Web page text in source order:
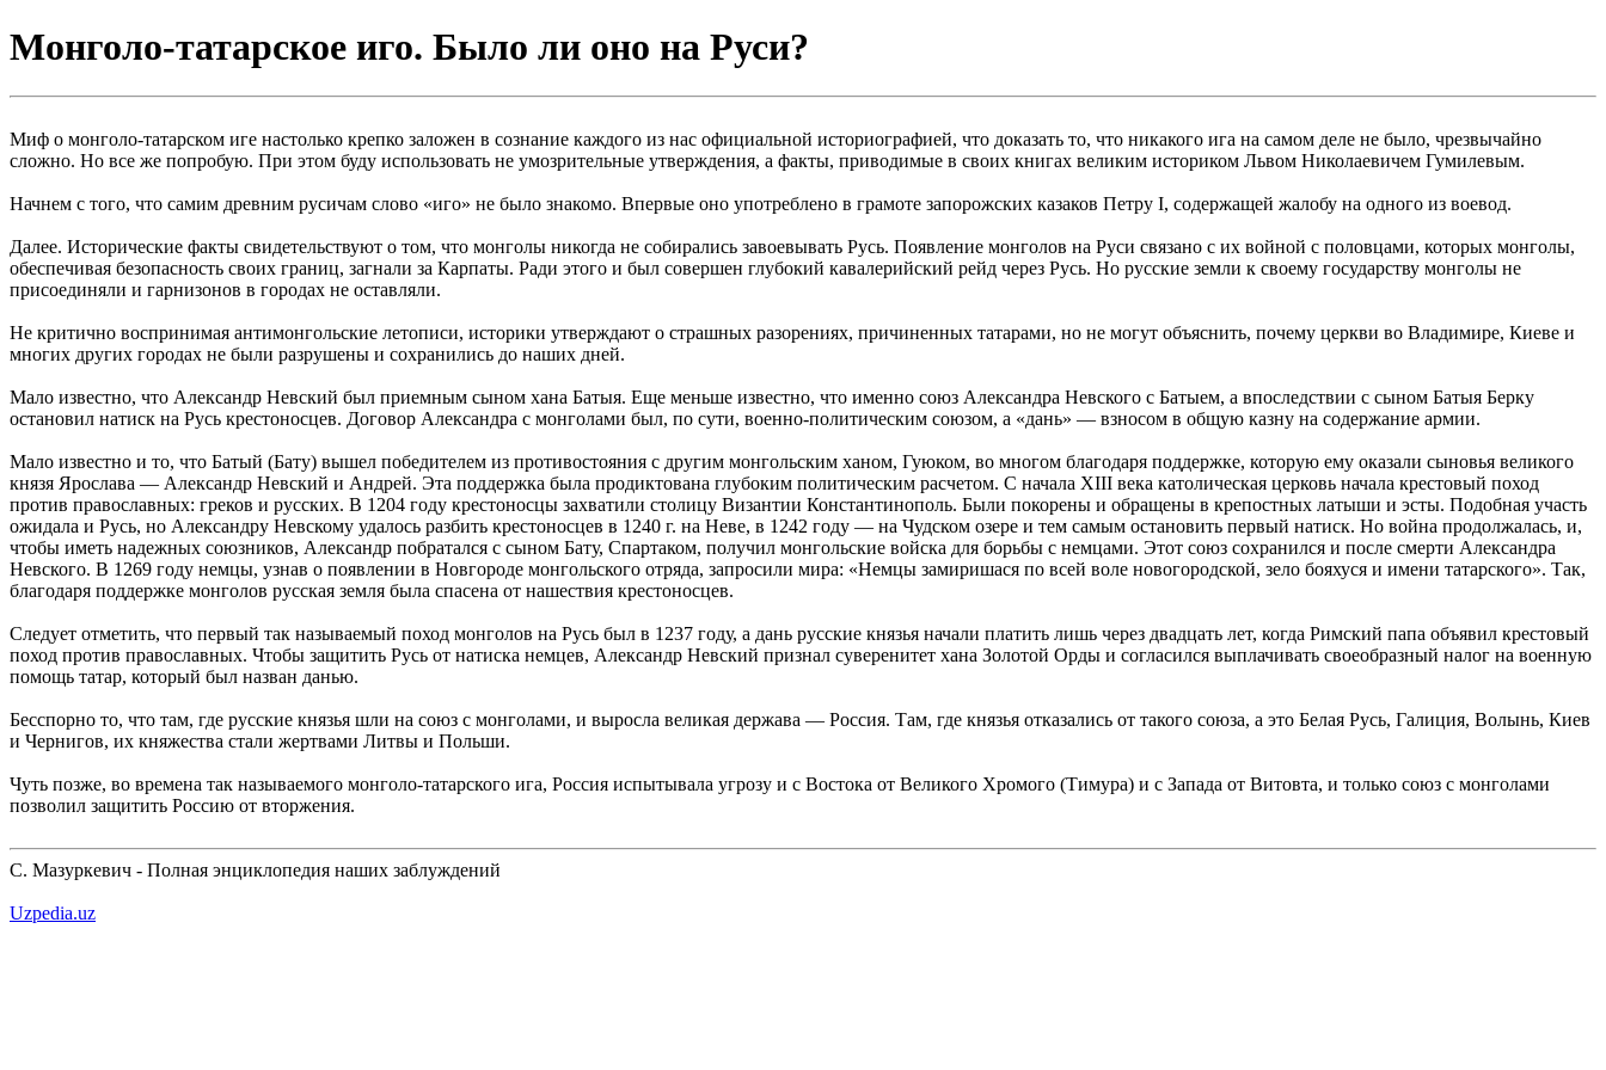
Монголо-татарское иго. Было ли оно на Руси?
Миф о монголо-татарском иге настолько крепко заложен в сознание каждого из нас официальной историографией, что доказать то, что никакого ига на самом деле не было, чрезвычайно
сложно. Но все же попробую. При этом буду использовать не умозрительные утверждения, а факты, приводимые в своих книгах великим историком Львом Николаевичем Гумилевым.
Начнем с того, что самим древним русичам слово «иго» не было знакомо. Впервые оно употреблено в грамоте запорожских казаков Петру I, содержащей жалобу на одного из воевод.
Далее. Исторические факты свидетельствуют о том, что монголы никогда не собирались завоевывать Русь. Появление монголов на Руси связано с их войной с половцами, которых монголы,
обеспечивая безопасность своих границ, загнали за Карпаты. Ради этого и был совершен глубокий кавалерийский рейд через Русь. Но русские земли к своему государству монголы не
присоединяли и гарнизонов в городах не оставляли.
Не критично воспринимая антимонгольские летописи, историки утверждают о страшных разорениях, причиненных татарами, но не могут объяснить, почему церкви во Владимире, Киеве и
многих других городах не были разрушены и сохранились до наших дней.
Мало известно, что Александр Невский был приемным сыном хана Батыя. Еще меньше известно, что именно союз Александра Невского с Батыем, а впоследствии с сыном Батыя Берку
остановил натиск на Русь крестоносцев. Договор Александра с монголами был, по сути, военно-политическим союзом, а «дань» — взносом в общую казну на содержание армии.
Мало известно и то, что Батый (Бату) вышел победителем из противостояния с другим монгольским ханом, Гуюком, во многом благодаря поддержке, которую ему оказали сыновья великого
князя Ярослава — Александр Невский и Андрей. Эта поддержка была продиктована глубоким политическим расчетом. С начала XIII века католическая церковь начала крестовый поход
против православных: греков и русских. В 1204 году крестоносцы захватили столицу Византии Константинополь. Были покорены и обращены в крепостных латыши и эсты. Подобная участь
ожидала и Русь, но Александру Невскому удалось разбить крестоносцев в 1240 г. на Неве, в 1242 году — на Чудском озере и тем самым остановить первый натиск. Но война продолжалась, и,
чтобы иметь надежных союзников, Александр побратался с сыном Бату, Спартаком, получил монгольские войска для борьбы с немцами. Этот союз сохранился и после смерти Александра
Невского. В 1269 году немцы, узнав о появлении в Новгороде монгольского отряда, запросили мира: «Немцы замиришася по всей воле новогородской, зело бояхуся и имени татарского». Так,
благодаря поддержке монголов русская земля была спасена от нашествия крестоносцев.
Следует отметить, что первый так называемый поход монголов на Русь был в 1237 году, а дань русские князья начали платить лишь через двадцать лет, когда Римский папа объявил крестовый
поход против православных. Чтобы защитить Русь от натиска немцев, Александр Невский признал суверенитет хана Золотой Орды и согласился выплачивать своеобразный налог на военную
помощь татар, который был назван данью.
Бесспорно то, что там, где русские князья шли на союз с монголами, и выросла великая держава — Россия. Там, где князья отказались от такого союза, а это Белая Русь, Галиция, Волынь, Киев
и Чернигов, их княжества стали жертвами Литвы и Польши.
Чуть позже, во времена так называемого монголо-татарского ига, Россия испытывала угрозу и с Востока от Великого Хромого (Тимура) и с Запада от Витовта, и только союз с монголами
позволил защитить Россию от вторжения.
С. Мазуркевич - Полная энциклопедия наших заблуждений
Uzpedia.uz